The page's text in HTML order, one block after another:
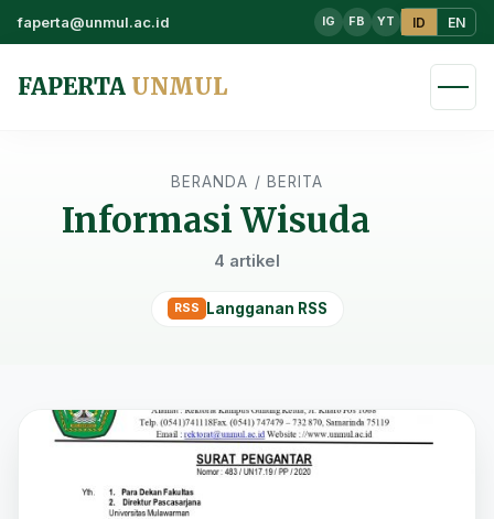
faperta@unmul.ac.id IG FB YT ID EN
FAPERTA UNMUL
BERANDA / BERITA
Informasi Wisuda
4 artikel
Langganan RSS